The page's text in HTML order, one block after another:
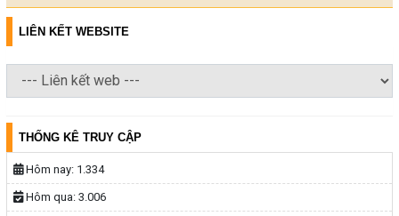
LIÊN KẾT WEBSITE
THỐNG KÊ TRUY CẬP
Hôm nay: 1.334
Hôm qua: 3.006